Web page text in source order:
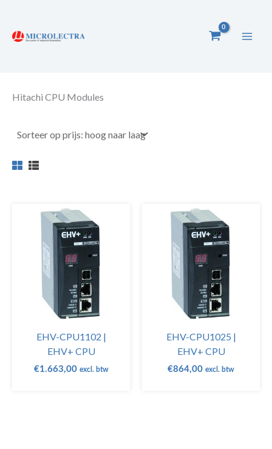
naar
Hitachi CPU Modules
EHV-CPU1102 |
EHV+ CPU
€1.663,00 excl. btw
EHV-CPU1025 |
EHV+ CPU
€864,00 excl. btw